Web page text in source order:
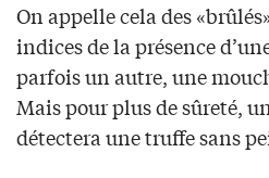
On appelle cela des
indices de la présence
parfois un autre, une
Mais pour plus de sûreté,
détectera une truffe sans